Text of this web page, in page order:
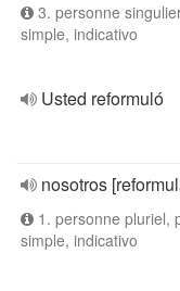
3. personne
simple, indicativo
Usted reformuló
nosotros
1. personne pluriel,
simple, indicativo